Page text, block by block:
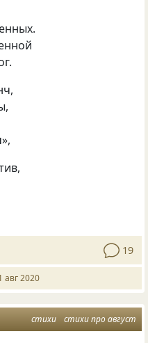
19
авг 2020
стихи стихи про август